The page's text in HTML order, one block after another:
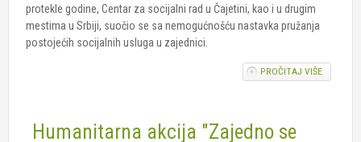
protekle godine, Centar za socijalni rad u Čajetini, kao i u drugim
mestima u Srbiji, suočio se sa nemogućnošću nastavka pružanja
postojećih socijalnih usluga u zajednici.
PROČITAJ VIŠEO
Humanitarna akcija "Zajedno se